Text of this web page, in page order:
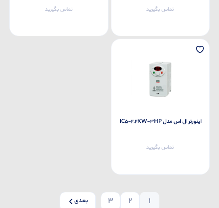
تماس بگیرید
تماس بگیرید
اینورتر ال اس مدل IC5-2.2KW-3HP
تماس بگیرید
1
2
3 بعدی